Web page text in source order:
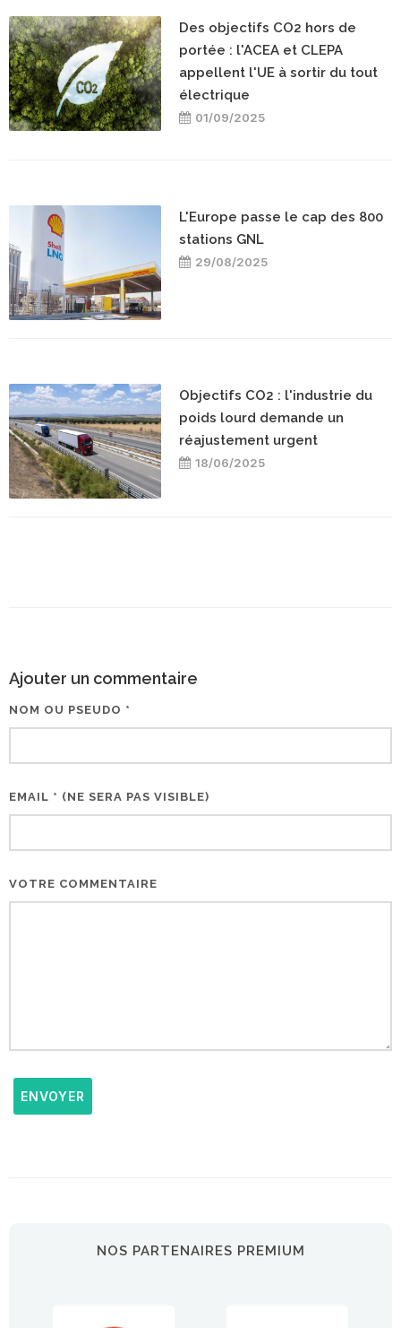
Des objectifs CO2 hors de
portée : l'ACEA et CLEPA
appellent l'UE à sortir du tout
électrique
01/09/2025
L'Europe passe le cap des 800
stations GNL
29/08/2025
Objectifs CO2 : l'industrie du
poids lourd demande un
réajustement urgent
18/06/2025
Ajouter un commentaire
NOM OU PSEUDO *
EMAIL * (NE SERA PAS VISIBLE)
VOTRE COMMENTAIRE
ENVOYER
NOS PARTENAIRES PREMIUM